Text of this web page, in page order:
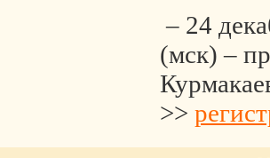
– 24
(мск) –
>>